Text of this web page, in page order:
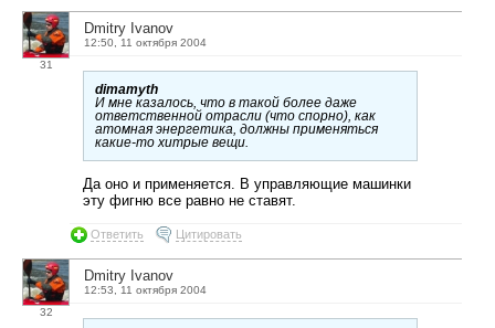
31
Dmitry Ivanov
12:50, 11 октября 2004
dimamyth
И мне казалось, что в такой более даже
ответственной отрасли (что спорно), как
атомная энергетика, должны применяться
какие-то хитрые вещи.
Да оно и применяется. В управляющие машинки
эту фигню все равно не ставят.
Ответить Цитировать
32
Dmitry Ivanov
12:53, 11 октября 2004